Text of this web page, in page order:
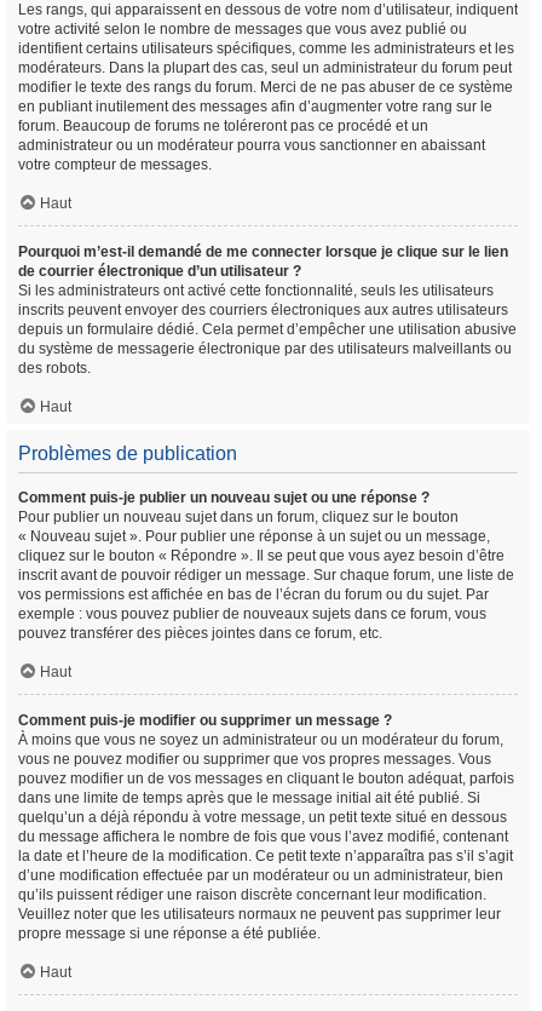
Les rangs, qui apparaissent en dessous de votre nom d’utilisateur, indiquent
votre activité selon le nombre de messages que vous avez publié ou
identifient certains utilisateurs spécifiques, comme les administrateurs et les
modérateurs. Dans la plupart des cas, seul un administrateur du forum peut
modifier le texte des rangs du forum. Merci de ne pas abuser de ce système
en publiant inutilement des messages afin d’augmenter votre rang sur le
forum. Beaucoup de forums ne toléreront pas ce procédé et un
administrateur ou un modérateur pourra vous sanctionner en abaissant
votre compteur de messages.
Haut
Pourquoi m’est-il demandé de me connecter lorsque je clique sur le lien
de courrier électronique d’un utilisateur ?
Si les administrateurs ont activé cette fonctionnalité, seuls les utilisateurs
inscrits peuvent envoyer des courriers électroniques aux autres utilisateurs
depuis un formulaire dédié. Cela permet d’empêcher une utilisation abusive
du système de messagerie électronique par des utilisateurs malveillants ou
des robots.
Haut
Problèmes de publication
Comment puis-je publier un nouveau sujet ou une réponse ?
Pour publier un nouveau sujet dans un forum, cliquez sur le bouton
« Nouveau sujet ». Pour publier une réponse à un sujet ou un message,
cliquez sur le bouton « Répondre ». Il se peut que vous ayez besoin d’être
inscrit avant de pouvoir rédiger un message. Sur chaque forum, une liste de
vos permissions est affichée en bas de l’écran du forum ou du sujet. Par
exemple : vous pouvez publier de nouveaux sujets dans ce forum, vous
pouvez transférer des pièces jointes dans ce forum, etc.
Haut
Comment puis-je modifier ou supprimer un message ?
À moins que vous ne soyez un administrateur ou un modérateur du forum,
vous ne pouvez modifier ou supprimer que vos propres messages. Vous
pouvez modifier un de vos messages en cliquant le bouton adéquat, parfois
dans une limite de temps après que le message initial ait été publié. Si
quelqu’un a déjà répondu à votre message, un petit texte situé en dessous
du message affichera le nombre de fois que vous l’avez modifié, contenant
la date et l’heure de la modification. Ce petit texte n’apparaîtra pas s’il s’agit
d’une modification effectuée par un modérateur ou un administrateur, bien
qu’ils puissent rédiger une raison discrète concernant leur modification.
Veuillez noter que les utilisateurs normaux ne peuvent pas supprimer leur
propre message si une réponse a été publiée.
Haut